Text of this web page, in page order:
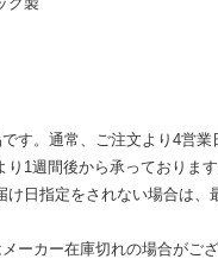
す。通常、ご注文より4営業
り1週間後から承っておりま
日指定をされない場合は、
ーカー在庫切れの場合がご